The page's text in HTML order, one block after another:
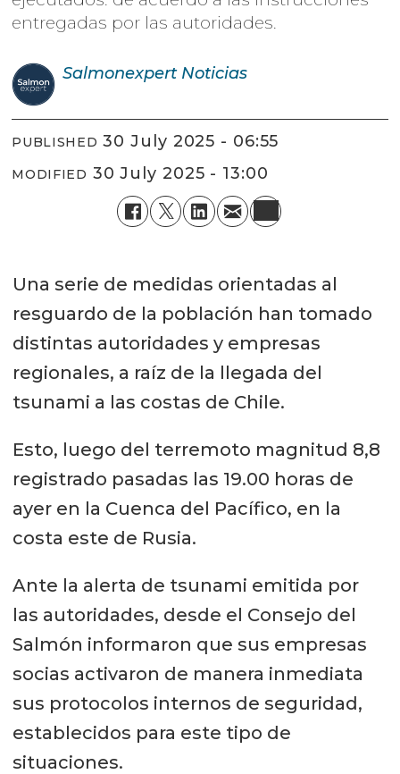
entregadas por las autoridades.
Salmonexpert Noticias
PUBLISHED 30 July 2025 - 06:55
MODIFIED 30 July 2025 - 13:00
Una serie de medidas orientadas al
resguardo de la población han tomado
distintas autoridades y empresas
regionales, a raíz de la llegada del
tsunami a las costas de Chile.
Esto, luego del terremoto magnitud 8,8
registrado pasadas las 19.00 horas de
ayer en la Cuenca del Pacífico, en la
costa este de Rusia.
Ante la alerta de tsunami emitida por
las autoridades, desde el Consejo del
Salmón informaron que sus empresas
socias activaron de manera inmediata
sus protocolos internos de seguridad,
establecidos para este tipo de
situaciones.